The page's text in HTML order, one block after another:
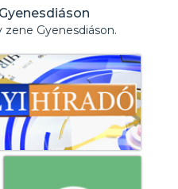
Gyenesdiáson.